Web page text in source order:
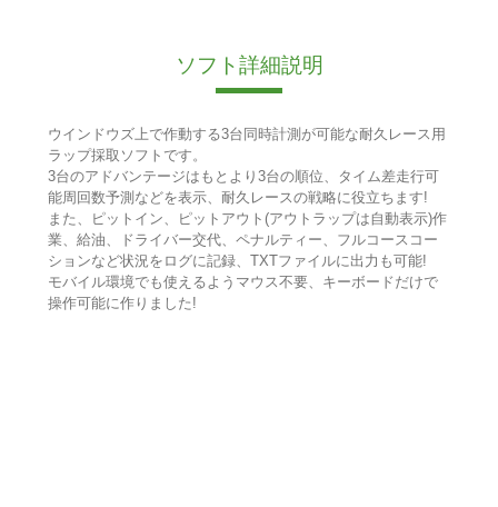
ソフト詳細説明
ウインドウズ上で作動する3台同時計測が可能な耐久レース用
ラップ採取ソフトです。
3台のアドバンテージはもとより3台の順位、タイム差走行可
能周回数予測などを表示、耐久レースの戦略に役立ちます!
また、ピットイン、ピットアウト(アウトラップは自動表示)作
業、給油、ドライバー交代、ペナルティー、フルコースコー
ションなど状況をログに記録、TXTファイルに出力も可能!
モバイル環境でも使えるようマウス不要、キーボードだけで
操作可能に作りました!